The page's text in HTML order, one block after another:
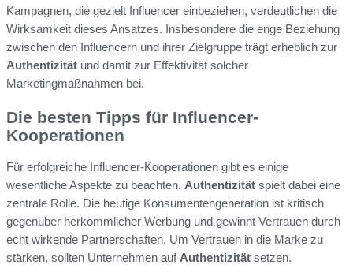
Kampagnen, die gezielt Influencer einbeziehen, verdeutlichen die
Wirksamkeit dieses Ansatzes. Insbesondere die enge Beziehung
zwischen den Influencern und ihrer Zielgruppe trägt erheblich zur
Authentizität und damit zur Effektivität solcher
Marketingmaßnahmen bei.
Die besten Tipps für Influencer-
Kooperationen
Für erfolgreiche Influencer-Kooperationen gibt es einige
wesentliche Aspekte zu beachten. Authentizität spielt dabei eine
zentrale Rolle. Die heutige Konsumentengeneration ist kritisch
gegenüber herkömmlicher Werbung und gewinnt Vertrauen durch
echt wirkende Partnerschaften. Um Vertrauen in die Marke zu
stärken, sollten Unternehmen auf Authentizität setzen.